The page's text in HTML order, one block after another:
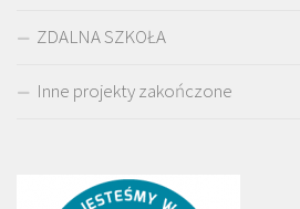
ZDALNA SZKOŁA
Inne projekty zakończone